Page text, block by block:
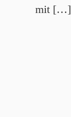
mit […]